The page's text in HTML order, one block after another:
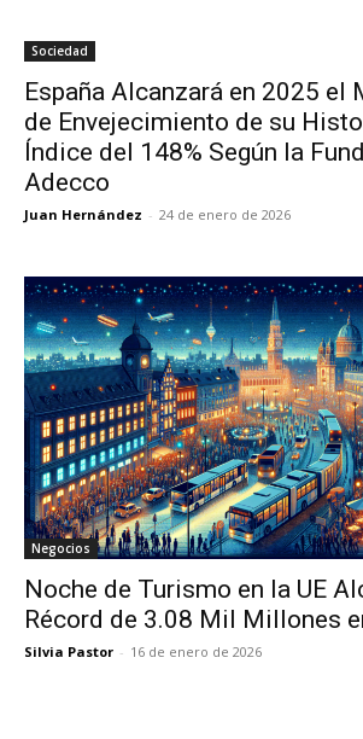
Sociedad
España Alcanzará en 2025 el
de Envejecimiento de su
Índice del 148% Según la
Adecco
Juan Hernández - 24 de enero de 2026
Negocios
Noche de Turismo en la UE
Récord de 3.08 Mil Millones
Silvia Pastor - 16 de enero de 2026